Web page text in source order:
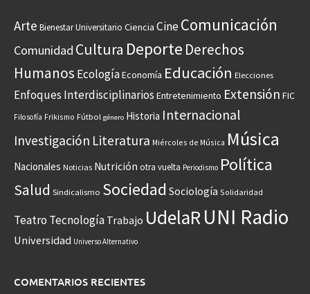
Arte Bienestar Universitario Ciencia CineComunicación
Comunidad Cultura Deporte Derechos
Humanos EcologíaEconomía Educación Elecciones
Enfoques Interdisciplinarios Entretenimiento Extensión FIC
Filosofía Frikismo Fútbol género Historia Internacional
Investigación Literatura Miércoles de Música Música
Nacionales Noticias Nutrición otra vuelta Periodismo Política
Salud Sindicalismo Sociedad Sociología Solidaridad
Teatro Tecnología Trabajo UdelaRUNI Radio
Universidad Universo Alternativo
COMENTARIOS RECIENTES